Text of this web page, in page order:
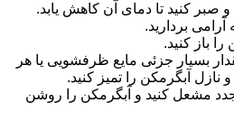
صبر کنید تا دمای آن کاهش یابد.
بردارید.
باز کنید.
بسیار جزئی مایع ظرفشویی یا هر
آبگرمکن را تمیز کنید.
مشعل کنید و آبگرمکن را روشن